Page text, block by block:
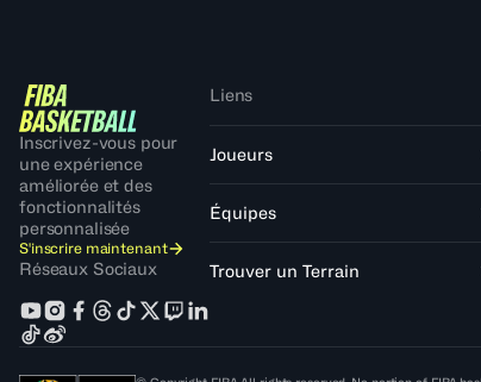
Inscrivez-vous pour
une expérience
améliorée et des
fonctionnalités
personnalisée
S'inscrire maintenant
Réseaux Sociaux
Liens
Joueurs
Équipes
Trouver un Terrain